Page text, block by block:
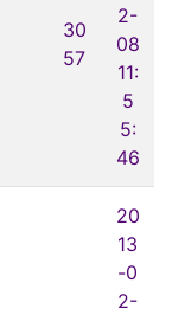
30
57
2-
08
11:
5
5:
46
20
13
-0
2-